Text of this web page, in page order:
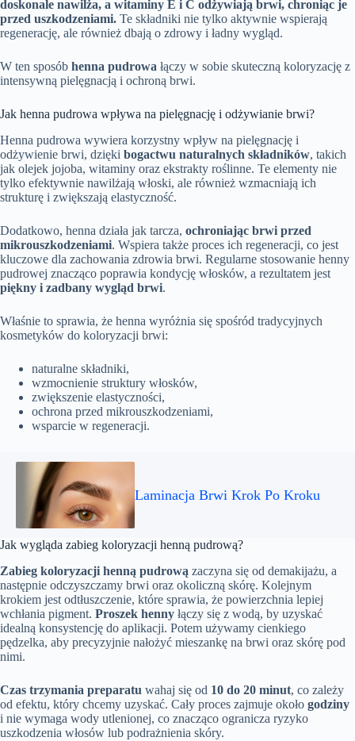
doskonale nawilża, a witaminy E i C odżywiają brwi, chroniąc je
przed uszkodzeniami. Te składniki nie tylko aktywnie wspierają
regenerację, ale również dbają o zdrowy i ładny wygląd.
W ten sposób henna pudrowa łączy w sobie skuteczną koloryzację z
intensywną pielęgnacją i ochroną brwi.
Jak henna pudrowa wpływa na pielęgnację i odżywianie brwi?
Henna pudrowa wywiera korzystny wpływ na pielęgnację i
odżywienie brwi, dzięki bogactwu naturalnych składników, takich
jak olejek jojoba, witaminy oraz ekstrakty roślinne. Te elementy nie
tylko efektywnie nawilżają włoski, ale również wzmacniają ich
strukturę i zwiększają elastyczność.
Dodatkowo, henna działa jak tarcza, ochroniając brwi przed
mikrouszkodzeniami. Wspiera także proces ich regeneracji, co jest
kluczowe dla zachowania zdrowia brwi. Regularne stosowanie henny
pudrowej znacząco poprawia kondycję włosków, a rezultatem jest
piękny i zadbany wygląd brwi.
Właśnie to sprawia, że henna wyróżnia się spośród tradycyjnych
kosmetyków do koloryzacji brwi:
naturalne składniki,
wzmocnienie struktury włosków,
zwiększenie elastyczności,
ochrona przed mikrouszkodzeniami,
wsparcie w regeneracji.
Laminacja Brwi Krok Po Kroku
Jak wygląda zabieg koloryzacji henną pudrową?
Zabieg koloryzacji henną pudrową zaczyna się od demakijażu, a
następnie odczyszczamy brwi oraz okoliczną skórę. Kolejnym
krokiem jest odtłuszczenie, które sprawia, że powierzchnia lepiej
wchłania pigment. Proszek henny łączy się z wodą, by uzyskać
idealną konsystencję do aplikacji. Potem używamy cienkiego
pędzelka, aby precyzyjnie nałożyć mieszankę na brwi oraz skórę pod
nimi.
Czas trzymania preparatu wahaj się od 10 do 20 minut, co zależy
od efektu, który chcemy uzyskać. Cały proces zajmuje około godziny
i nie wymaga wody utlenionej, co znacząco ogranicza ryzyko
uszkodzenia włosów lub podrażnienia skóry.